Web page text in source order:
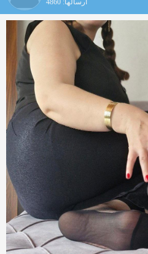
ارسالها: 4860